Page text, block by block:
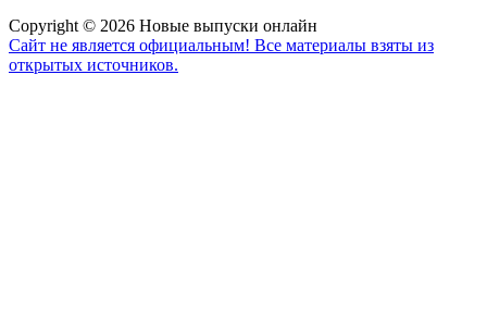
Copyright © 2026 Новые выпуски онлайн
Сайт не является официальным! Все материалы взяты из
открытых источников.